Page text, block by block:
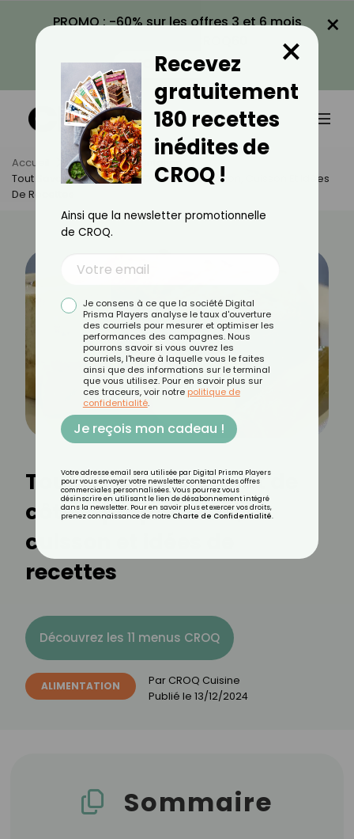
PROMO : -60% sur les offres 3 et 6 mois
VOIR LA PROMO
×
Accueil Actus
Alimentation
Tout Savoir Sur Le Plat De Côtes : Préparation, Cuisson Et Idées
De Recettes
Tout savoir sur le plat de
côtes : préparation,
cuisson et idées de
recettes
Découvrez les 11 menus CROQ
ALIMENTATION Par CROQ Cuisine
Publié le 13/12/2024
Sommaire
Recevez
gratuitement
180 recettes
inédites de
CROQ !
×
Ainsi que la newsletter promotionnelle
de CROQ.
Je consens à ce que la société Digital
Prisma Players analyse le taux d'ouverture
des courriels pour mesurer et optimiser les
performances des campagnes. Nous
pourrons savoir si vous ouvrez les
courriels, l'heure à laquelle vous le faites
ainsi que des informations sur le terminal
que vous utilisez. Pour en savoir plus sur
ces traceurs, voir notre politique de
confidentialité.
Je reçois mon cadeau !
Votre adresse email sera utilisée par Digital Prisma Players
pour vous envoyer votre newsletter contenant des offres
commerciales personnalisées. Vous pourrez vous
désinscrire en utilisant le lien de désabonnement intégré
dans la newsletter. Pour en savoir plus et exercer vos droits,
prenez connaissance de notre Charte de Confidentialité.